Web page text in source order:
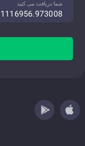
شما دریافت می کنید